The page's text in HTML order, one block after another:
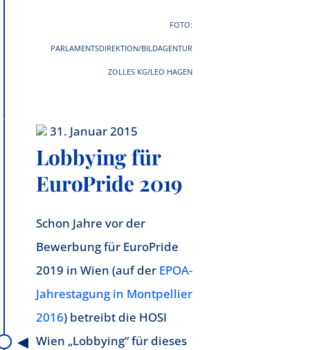
FOTO:
PARLAMENTSDIREKTION/BILDAGENTUR
ZOLLES KG/LEO HAGEN
31. Januar 2015
Lobbying für
EuroPride 2019
Schon Jahre vor der
Bewerbung für EuroPride
2019 in Wien (auf der EPOA-
Jahrestagung in Montpellier
2016) betreibt die HOSI
Wien „Lobbying“ für dieses